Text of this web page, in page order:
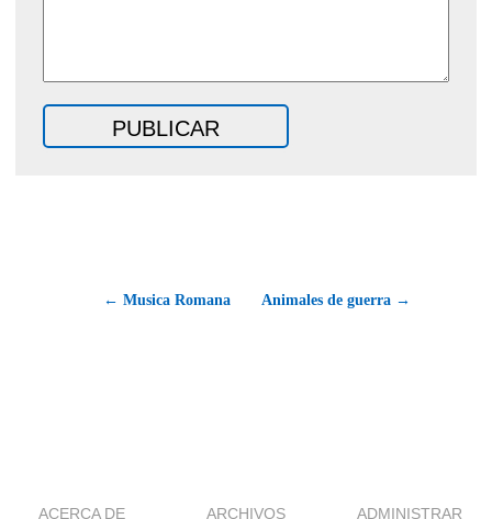
← Musica Romana Animales de guerra →
ACERCA DE ARCHIVOS ADMINISTRAR